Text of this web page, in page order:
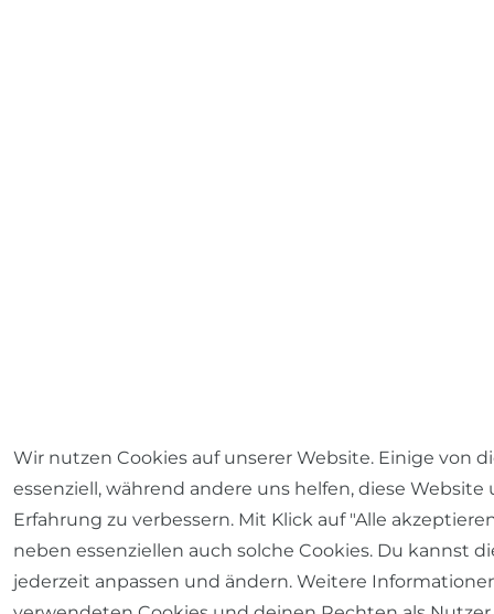
Wir nutzen Cookies auf unserer Website. Einige von
essenziell, während andere uns helfen, diese Website
Erfahrung zu verbessern. Mit Klick auf "Alle
neben essenziellen auch solche Cookies. Du kannst
jederzeit anpassen und ändern. Weitere